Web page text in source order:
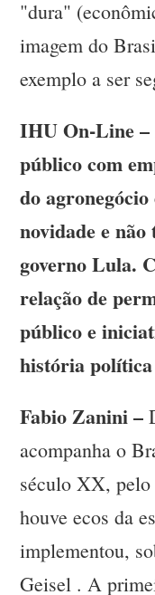
"dura"
imagem do
exemplo a ser
IHU On-Line –
público com
do
novidade e
governo Lula.
relação de
público e
história
Fabio Zanini –
acompanha o
século XX,
houve ecos da
implementou,
Geisel . A